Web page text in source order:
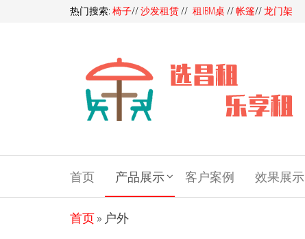
热门搜索: 椅子//沙发租赁// 租IBM桌 //帐篷//龙门架
租
会
务
家
台，多快
同样的产
首页 产品展示 客户案例 效果展示
首页» 户外